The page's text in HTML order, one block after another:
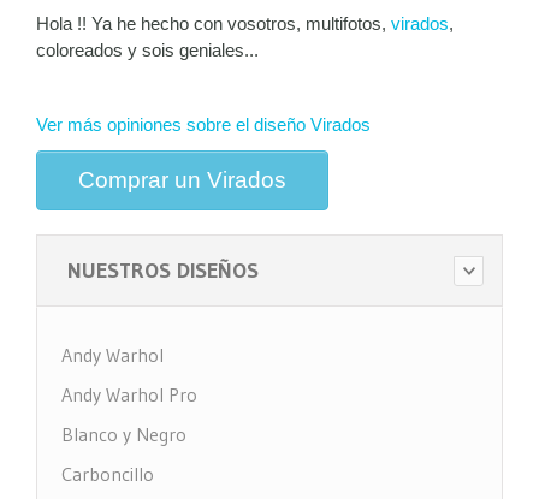
Hola !! Ya he hecho con vosotros, multifotos, virados,
coloreados y sois geniales...
Ver más opiniones sobre el diseño Virados
Comprar un Virados
NUESTROS DISEÑOS
Andy Warhol
Andy Warhol Pro
Blanco y Negro
Carboncillo